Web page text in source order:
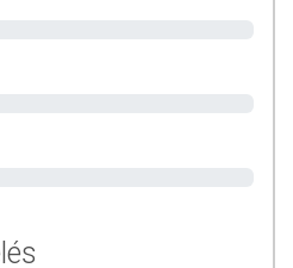
vagy allergiás! Ha kiütés
a használatát! Gyermekektől